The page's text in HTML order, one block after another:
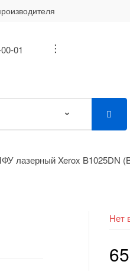
01 ...
лазерный Xerox B1025DN
Нет